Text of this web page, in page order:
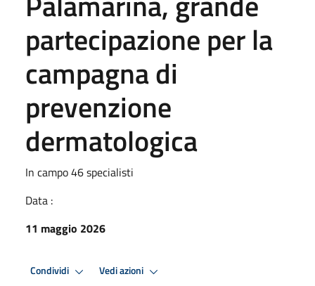
partecipazione per la
campagna di
prevenzione
dermatologica
In campo 46 specialisti
Data :
11 maggio 2026
Condividi Vedi azioni